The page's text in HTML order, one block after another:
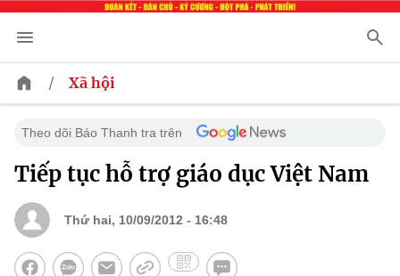
/ Xã hội
Theo dõi Báo Thanh tra trên
Tiếp tục hỗ trợ giáo dục Việt Nam
Thứ hai, 10/09/2012 - 16:48